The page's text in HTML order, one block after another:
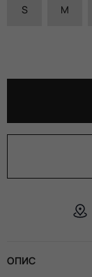
S M
ОПИС